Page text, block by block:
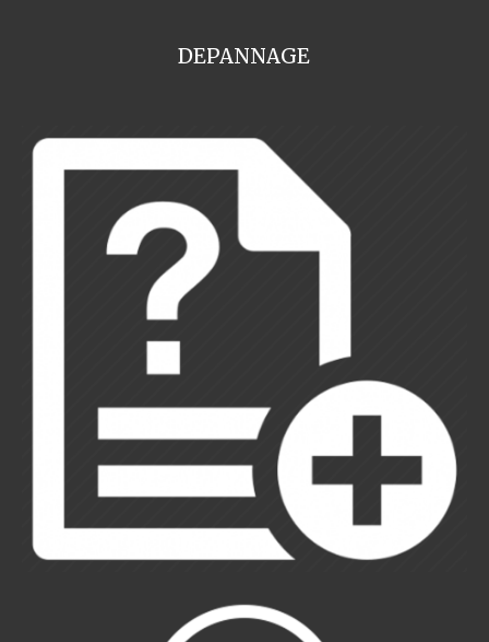
DEPANNAGE